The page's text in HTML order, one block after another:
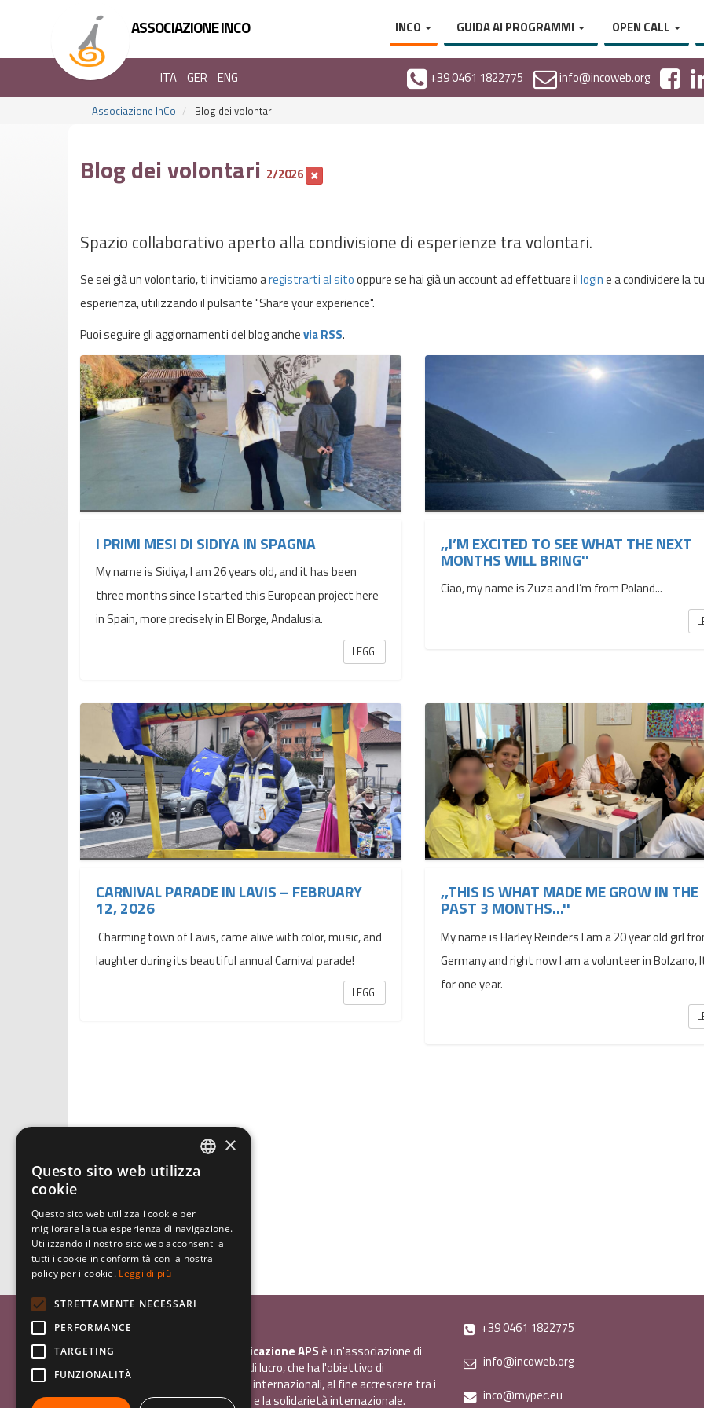
ASSOCIAZIONE INCO INCO GUIDA AI PROGRAMMI OPEN CALL
ITA GER ENG +39 0461 1822775 info@incoweb.org
Associazione InCo Blog dei volontari
Blog dei volontari 2/2026
Spazio collaborativo aperto alla condivisione di esperienze tra volontari.
Se sei già un volontario, ti invitiamo aregistrarti al sitooppure se hai già un account ad effettuare illogine a condividere la
esperienza, utilizzando il pulsante "Share your experience".
Puoi seguire gli aggiornamenti del blog anchevia RSS.
I PRIMI MESI DI SIDIYA IN SPAGNA
My name is Sidiya, I am 26 years old, and it has been
three months since I started this European project here
in Spain, more precisely in El Borge, Andalusia.
LEGGI
,,I’M EXCITED TO SEE WHAT THE NEXT
MONTHS WILL BRING''
Ciao, my name is Zuza and I’m from Poland...
CARNIVAL PARADE IN LAVIS – FEBRUARY
12, 2026
Charming town of Lavis, came alive with color, music, and
laughter during its beautiful annual Carnival parade!
LEGGI
,,THIS IS WHAT MADE ME GROW IN THE
PAST 3 MONTHS...''
My name is Harley Reinders I am a 20 year old girl
Germany and right now I am a volunteer in Bolzano,
for one year.
Associazione Inco
InCo - Interculturalità & Comunicazione APSè un'associazione di
promozione sociale, senza scopo di lucro, che ha l'obiettivo di
promuovere gli scambi e i contatti internazionali, al fine accrescere tra i
giovani la sensibilità interculturale e la solidarietà internazionale.
+39 0461 1822775
info@incoweb.org
inco@mypec.eu
GERMAN
×
Questo sito web utilizza
cookie
Questo sito web utilizza i cookie per
migliorare la tua esperienza di navigazione.
Utilizzando il nostro sito web acconsenti a
tutti i cookie in conformità con la nostra
policy per i cookie. Leggi di più
STRETTAMENTE NECESSARI
PERFORMANCE
TARGETING
FUNZIONALITÀ